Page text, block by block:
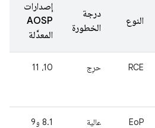
النوع
درجة
الخطورة
إصدارات
AOSP
المعدَّلة
RCE حرِج 10، 11
EoP عالية
8.1 و9